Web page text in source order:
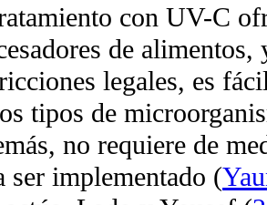
con UV-C
de
legales, es
tipos de
no requiere de
ser implementado (